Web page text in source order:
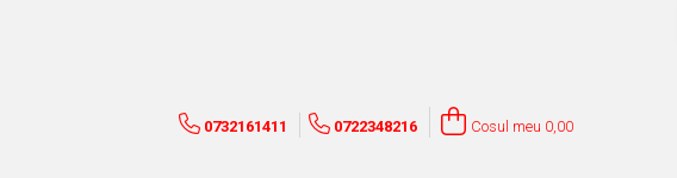
0732161411 0722348216 Cosul meu 0,00